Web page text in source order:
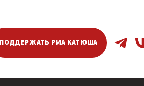
ПОДДЕРЖАТЬ РИА КАТЮША